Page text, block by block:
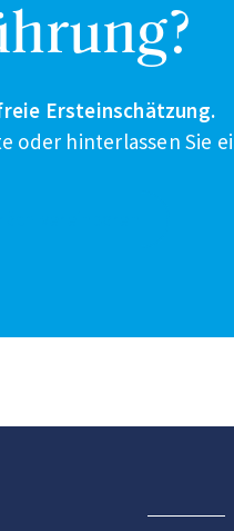
Ersteinschätzung.
oder hinterlassen Sie